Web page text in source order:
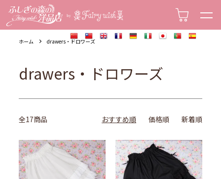
ホーム drawers・ドロワーズ
drawers・ドロワーズ
全17商品 おすすめ順 価格順 新着順